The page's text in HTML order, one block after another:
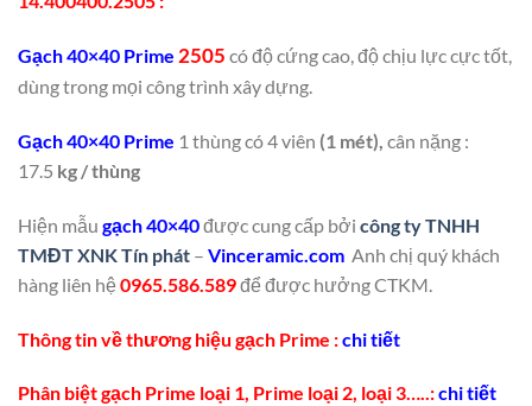
Gạch 40×40 Prime 2505 có độ cứng cao, độ chịu lực cực tốt,
dùng trong mọi công trình xây dựng.
Gạch 40×40 Prime 1 thùng có 4 viên (1 mét), cân nặng :
17.5 kg / thùng
Hiện mẫu gạch 40×40được cung cấp bởi công ty TNHH
TMĐT XNK Tín phát – Vinceramic.com Anh chị quý khách
hàng liên hệ 0965.586.589để được hưởng CTKM.
Thông tin về thương hiệu gạch Prime :chi tiết
Phân biệt gạch Prime loại 1, Prime loại 2, loại 3…..:chi tiết